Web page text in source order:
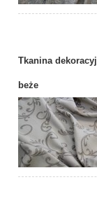
Tkanina
beże